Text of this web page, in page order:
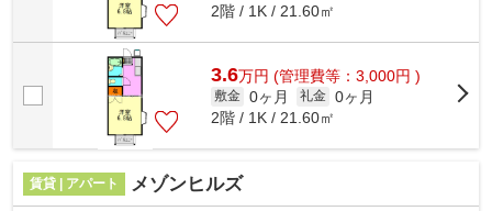
2階 / 1K / 21.60㎡
3.6万円 (管理費等：3,000円 )
敷金 0ヶ月 礼金 0ヶ月
2階 / 1K / 21.60㎡
賃貸 | アパート メゾンヒルズ